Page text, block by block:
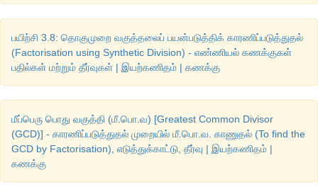
14 = 14 மெய்
பயிற்சி 3.8: தொகுமுறை வகுத்தலைப் பயன்படுத்திக் காரணிப்படுத்துதல்
(Factorisation using Synthetic Division) - எண்ணியல் கணக்குகள்
பதில்கள் மற்றும் தீர்வுகள் | இயற்கணிதம் | கணக்கு
மீப்பெரு பொது வகுத்தி (மீ.பொ.வ) [Greatest Common Divisor
(GCD)] - காரணிப்படுத்துதல் முறையில் மீ.பொ.வ. காணுதல் (To find the
GCD by Factorisation), எடுத்துக்காட்டு, தீர்வு | இயற்கணிதம் |
கணக்கு